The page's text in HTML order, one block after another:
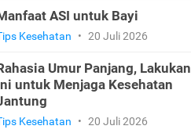
ASI untuk Bayi
Kesehatan • 20 Juli 2026
Umur Panjang, Lakukan
untuk Menjaga Kesehatan
Kesehatan • 20 Juli 2026